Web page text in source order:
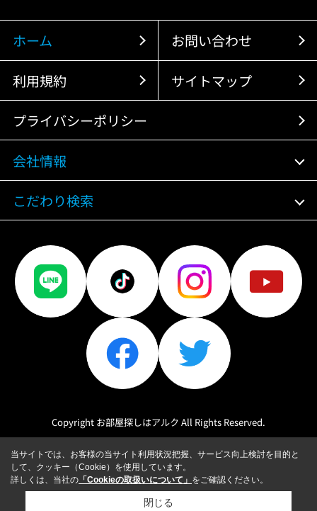
ホーム お問い合わせ
利用規約 サイトマップ
プライバシーポリシー
会社情報
こだわり検索
Copyright お部屋探しはアルク All Rights Reserved.
当サイトでは、お客様の当サイト利用状況把握、サービス向上検討を目的と
して、クッキー（Cookie）を使用しています。
詳しくは、当社の 「Cookieの取扱いについて」 をご確認ください。
閉じる